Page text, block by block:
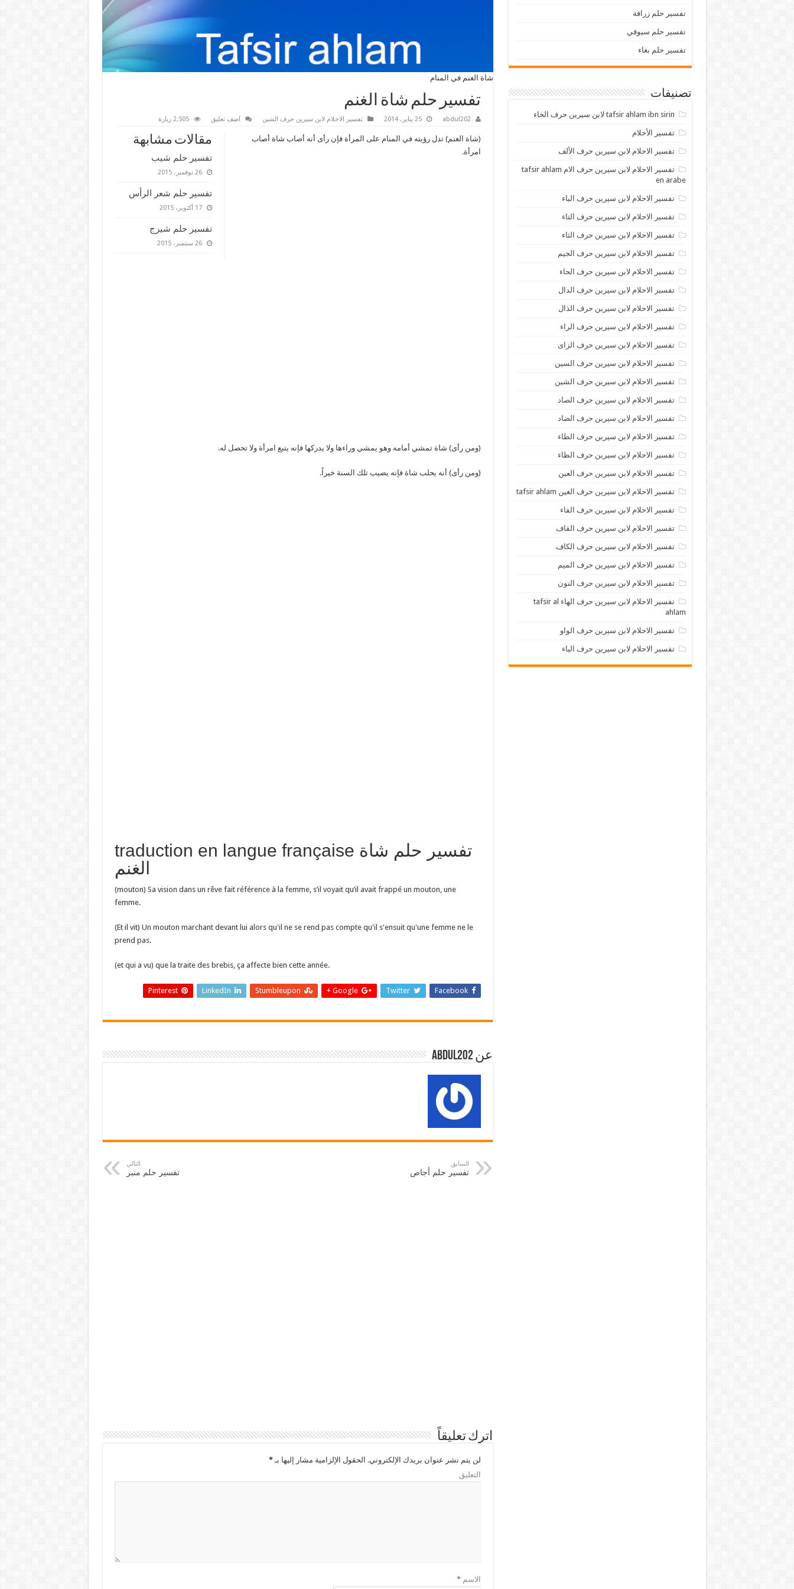
شاة الغنم في المنام
تفسير حلم شاة الغنم
abdul202 25 يناير، 2014 تفسير الاحلام لابن سيرين حرف الشين اضف تعليق 2,505 زيارة
مقالات مشابهة
تفسير حلم شيب
26 نوفمبر، 2015
تفسير حلم شعر الرأس
17 أكتوبر، 2015
تفسير حلم شيرج
26 سبتمبر، 2015
(شاة الغنم) تدل رؤيته في المنام على المرأة فإن رأى أنه أصاب شاة أصاب
امرأة.
(ومن رأى) شاة تمشي أمامه وهو يمشي وراءها ولا يدركها فإنه يتبع امرأة ولا تحصل له.
(ومن رأى) أنه يحلب شاة فإنه يصيب تلك السنة خيراً.
traduction en langue française تفسير حلم شاة
الغنم
(mouton) Sa vision dans un rêve fait référence à la femme, s’il voyait qu’il avait frappé un mouton, une
femme.
(Et il vit) Un mouton marchant devant lui alors qu'il ne se rend pas compte qu'il s'ensuit qu'une femme ne le
prend pas.
(et qui a vu) que la traite des brebis, ça affecte bien cette année.
Facebook
Twitter
Google +
Stumbleupon
LinkedIn
Pinterest
عن abdul202
السابق
تفسير حلم أجاص
التالي
تفسير حلم منبر
اترك تعليقاً
لن يتم نشر عنوان بريدك الإلكتروني. الحقول الإلزامية مشار إليها بـ*
التعليق
الاسم*
تفسير حلم زرافة
تفسير حلم سيوفي
تفسير حلم بغاء
تصنيفات
tafsir ahlam ibn sirin لابن سيرين حرف الخاء
تفسير الأحلام
تفسير الاحلام لابن سيرين حرف الألف
تفسير الاحلام لابن سيرين حرف الام tafsir ahlam
en arabe
تفسير الاحلام لابن سيرين حرف الباء
تفسير الاحلام لابن سيرين حرف التاء
تفسير الاحلام لابن سيرين حرف الثاء
تفسير الاحلام لابن سيرين حرف الجيم
تفسير الاحلام لابن سيرين حرف الحاء
تفسير الاحلام لابن سيرين حرف الدال
تفسير الاحلام لابن سيرين حرف الذال
تفسير الاحلام لابن سيرين حرف الراء
تفسير الاحلام لابن سيرين حرف الزاى
تفسير الاحلام لابن سيرين حرف السين
تفسير الاحلام لابن سيرين حرف الشين
تفسير الاحلام لابن سيرين حرف الصاد
تفسير الاحلام لابن سيرين حرف الضاد
تفسير الاحلام لابن سيرين حرف الطاء
تفسير الاحلام لابن سيرين حرف الظاء
تفسير الاحلام لابن سيرين حرف العين
تفسير الاحلام لابن سيرين حرف الغين tafsir ahlam
تفسير الاحلام لابن سيرين حرف الفاء
تفسير الاحلام لابن سيرين حرف القاف
تفسير الاحلام لابن سيرين حرف الكاف
تفسير الاحلام لابن سيرين حرف الميم
تفسير الاحلام لابن سيرين حرف النون
تفسير الاحلام لابن سيرين حرف الهاء tafsir al
ahlam
تفسير الاحلام لابن سيرين حرف الواو
تفسير الاحلام لابن سيرين حرف الياء